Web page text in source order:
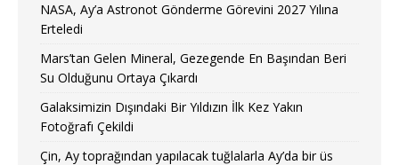
NASA, Ay’a Astronot Gönderme Görevini 2027 Yılına
Erteledi
Mars’tan Gelen Mineral, Gezegende En Başından Beri
Su Olduğunu Ortaya Çıkardı
Galaksimizin Dışındaki Bir Yıldızın İlk Kez Yakın
Fotoğrafı Çekildi
Çin, Ay toprağından yapılacak tuğlalarla Ay’da bir üs